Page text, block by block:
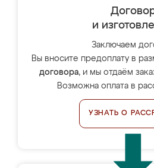
и
Заключаем
Вы вносите предоплату в
договора, и мы отдаём
Возможна оплата в
УЗНАТЬ О